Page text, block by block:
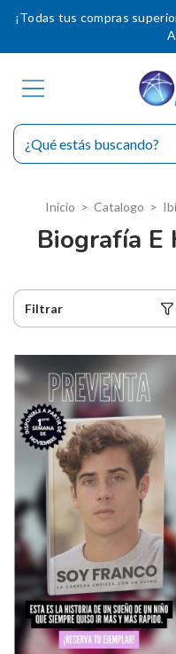
¡Todas tus compras
Inicio > Catalogo >
Biografía E
Filtrar